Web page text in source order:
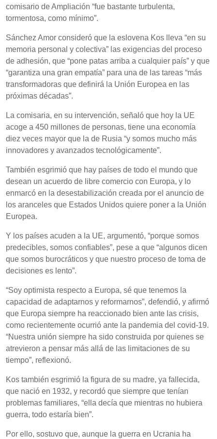
comisario de Ampliación “fue bastante turbulenta,
tormentosa, como mínimo”.
Sánchez Amor consideró que la eslovena Kos lleva “en su
memoria personal y colectiva” las exigencias del proceso
de adhesión, que “pone patas arriba a cualquier país” y que
“garantiza una gran empatía” para una de las tareas “más
transformadoras que definirá la Unión Europea en las
próximas décadas”.
La comisaria, en su intervención, señaló que hoy la UE
acoge a 450 millones de personas, tiene una economía
diez veces mayor que la de Rusia “y somos mucho más
innovadores y avanzados tecnológicamente”.
También esgrimió que hay países de todo el mundo que
desean un acuerdo de libre comercio con Europa, y lo
enmarcó en la desestabilización creada por el anuncio de
los aranceles que Estados Unidos quiere poner a la Unión
Europea.
Y los países acuden a la UE, argumentó, “porque somos
predecibles, somos confiables”, pese a que “algunos dicen
que somos burocráticos y que nuestro proceso de toma de
decisiones es lento”.
“Soy optimista respecto a Europa, sé que tenemos la
capacidad de adaptarnos y reformarnos”, defendió, y afirmó
que Europa siempre ha reaccionado bien ante las crisis,
como recientemente ocurrió ante la pandemia del covid-19.
“Nuestra unión siempre ha sido construida por quienes se
atrevieron a pensar más allá de las limitaciones de su
tiempo”, reflexionó.
Kos también esgrimió la figura de su madre, ya fallecida,
que nació en 1932, y recordó que siempre que tenían
problemas familiares, “ella decía que mientras no hubiera
guerra, todo estaría bien”.
Por ello, sostuvo que, aunque la guerra en Ucrania ha